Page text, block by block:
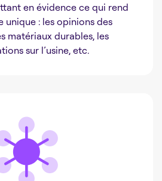
en évidence ce qui rend
unique : les opinions des
matériaux durables, les
sur l’usine, etc.